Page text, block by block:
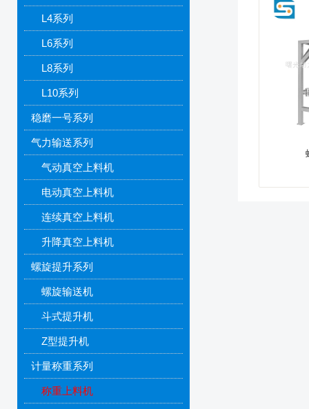
L4系列
L6系列
L8系列
L10系列
稳磨一号系列
气力输送系列
气动真空上料机
电动真空上料机
连续真空上料机
升降真空上料机
螺旋提升系列
螺旋输送机
斗式提升机
Z型提升机
计量称重系列
称重上料机